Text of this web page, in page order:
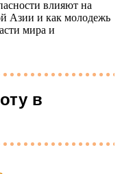
влияют на
Азии и как молодежь
мира и
в